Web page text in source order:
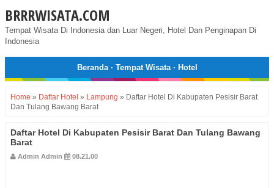
BRRRWISATA.COM
Tempat Wisata Di Indonesia dan Luar Negeri, Hotel Dan Penginapan Di
Indonesia
Beranda· Tempat Wisata· Hotel
Home » Daftar Hotel » Lampung » Daftar Hotel Di Kabupaten Pesisir Barat
Dan Tulang Bawang Barat
Daftar Hotel Di Kabupaten Pesisir Barat Dan Tulang Bawang
Barat
Admin Admin 08.21.00